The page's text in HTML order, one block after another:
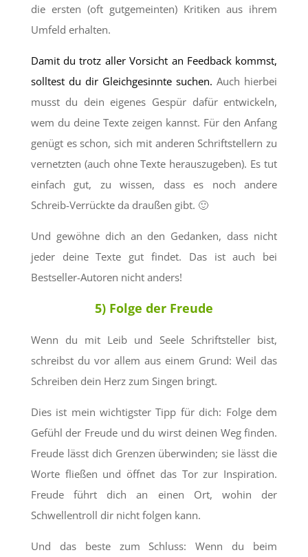
die ersten (oft gutgemeinten) Kritiken aus ihrem
Umfeld erhalten.
Damit du trotz aller Vorsicht an Feedback kommst,
solltest du dir Gleichgesinnte suchen. Auch hierbei
musst du dein eigenes Gespür dafür entwickeln,
wem du deine Texte zeigen kannst. Für den Anfang
genügt es schon, sich mit anderen Schriftstellern zu
vernetzten (auch ohne Texte herauszugeben). Es tut
einfach gut, zu wissen, dass es noch andere
Schreib-Verrückte da draußen gibt. 🙂
Und gewöhne dich an den Gedanken, dass nicht
jeder deine Texte gut findet. Das ist auch bei
Bestseller-Autoren nicht anders!
5) Folge der Freude
Wenn du mit Leib und Seele Schriftsteller bist,
schreibst du vor allem aus einem Grund: Weil das
Schreiben dein Herz zum Singen bringt.
Dies ist mein wichtigster Tipp für dich: Folge dem
Gefühl der Freude und du wirst deinen Weg finden.
Freude lässt dich Grenzen überwinden; sie lässt die
Worte fließen und öffnet das Tor zur Inspiration.
Freude führt dich an einen Ort, wohin der
Schwellentroll dir nicht folgen kann.
Und das beste zum Schluss: Wenn du beim